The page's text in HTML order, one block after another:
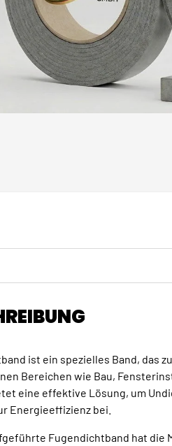
ist ein spezielles Band, das
Bereichen wie Bau,
eine effektive Lösung, um
Energieeffizienz bei.
Fugendichtband hat die